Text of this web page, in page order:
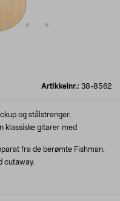
Artikkelnr.: 38-8562
og stålstrenger.
klassiske gitarer med
fra de berømte Fishman.
cutaway.